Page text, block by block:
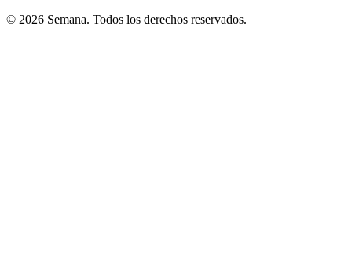
© 2026 Semana. Todos los derechos reservados.